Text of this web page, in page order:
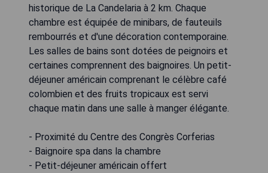
historique de La Candelaria à 2 km. Chaque
chambre est équipée de minibars, de fauteuils
rembourrés et d'une décoration contemporaine.
Les salles de bains sont dotées de peignoirs et
certaines comprennent des baignoires. Un petit-
déjeuner américain comprenant le célèbre café
colombien et des fruits tropicaux est servi
chaque matin dans une salle à manger élégante.
- Proximité du Centre des Congrès Corferias
- Baignoire spa dans la chambre
- Petit-déjeuner américain offert